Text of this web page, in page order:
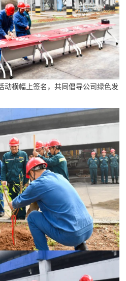
动横幅上签名，共同倡导公司绿色发